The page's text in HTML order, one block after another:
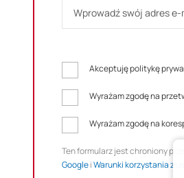
Akceptuję politykę
Wyrażam zgodę na
Wyrażam zgodę na
Ten formularz jest chroniony
GoogleiWarunki korzystania z